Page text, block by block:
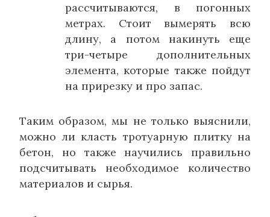
рассчитываются, в погонных
метрах. Стоит вымерять всю
длину, а потом накинуть еще
три-четыре дополнительных
элемента, которые также пойдут
на прирезку и про запас.
Таким образом, мы не только выяснили,
можно ли класть тротуарную плитку на
бетон, но также научились правильно
подсчитывать необходимое количество
материалов и сырья.